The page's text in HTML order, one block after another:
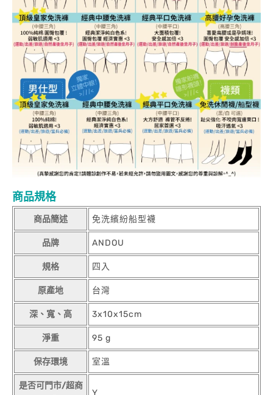
商品規格
商品簡述 免洗繽紛船型襪
品牌 ANDOU
規格 四入
原產地 台灣
深、寬、高 3x10x15cm
淨重 95 g
保存環境 室溫
是否可門市/超商